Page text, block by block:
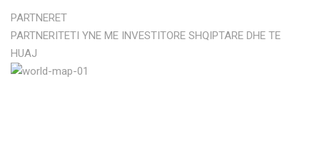
PARTNERET
PARTNERITETI YNE ME INVESTITORE SHQIPTARE DHE TE
HUAJ